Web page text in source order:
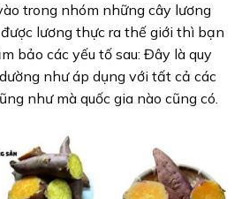
trong nhóm những cây lương
lương thực ra thế giới thì bạn
bảo các yếu tố sau: Đây là quy
như áp dụng với tất cả các
như mà quốc gia nào cũng có.